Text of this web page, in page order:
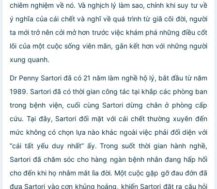
chiêm nghiệm về nó. Và nghịch lý làm sao, chính khi suy tư về
ý nghĩa của cái chết và nghĩ về quá trình từ giã cõi đời, người
ta mới trở nên cởi mở hơn trước việc khám phá những điều cốt
lõi của một cuộc sống viên mãn, gắn kết hơn với những người
xung quanh.
Dr Penny Sartori đã có 21 năm làm nghề hộ lý, bắt đầu từ năm
1989. Sartori đã có thời gian công tác tại khắp các phòng ban
trong bệnh viện, cuối cùng Sartori dừng chân ở phòng cấp
cứu. Tại đây, Sartori đối mặt với cái chết thường xuyên đến
mức không có chọn lựa nào khác ngoài việc phải đối diện với
“cái tất yếu duy nhất” ấy. Trong suốt thời gian hành nghề,
Sartori đã chăm sóc cho hàng ngàn bệnh nhân đang hấp hối
cho đến khi họ nhắm mắt lìa đời. Một cuộc gặp gỡ đau đớn đã
đưa Sartori vào cơn khủng hoảng, khiến Sartori đặt ra câu hỏi